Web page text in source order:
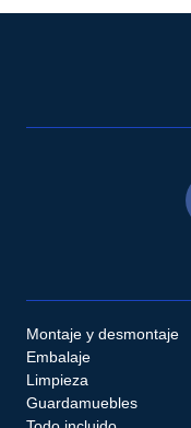
Montaje y desmontaje
Embalaje
Limpieza
Guardamuebles